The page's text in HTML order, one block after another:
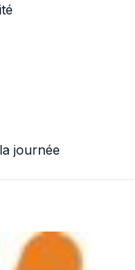
journée